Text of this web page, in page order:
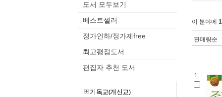
도서 모두보기
베스트셀러
정가인하/정가제free
최고평점도서
편집자 추천 도서
기독교(개신교)
이 분야에
판매량순
1.